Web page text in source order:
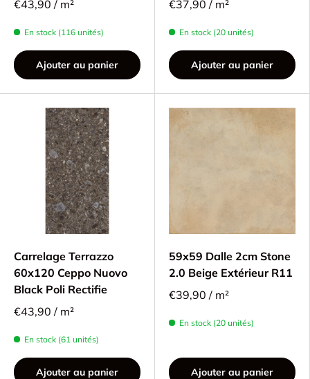
€43,90 / m²
En stock (116 unités)
Ajouter au panier
€37,90 / m²
En stock (20 unités)
Ajouter au panier
Carrelage Terrazzo
60x120 Ceppo Nuovo
Black Poli Rectifie
€43,90 / m²
En stock (61 unités)
Ajouter au panier
59x59 Dalle 2cm Stone
2.0 Beige Extérieur R11
€39,90 / m²
En stock (20 unités)
Ajouter au panier